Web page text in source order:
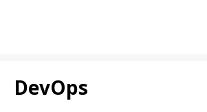
DevOps